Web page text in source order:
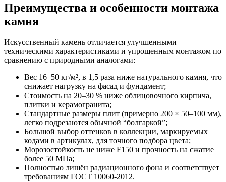
Преимущества и особенности монтажа
камня
Искусственный камень отличается улучшенными
техническими характеристиками и упрощенным монтажом по
сравнению с природными аналогами:
Вес 16–50 кг/м², в 1,5 раза ниже натурального камня, что
снижает нагрузку на фасад и фундамент;
Стоимость на 20–30 % ниже облицовочного кирпича,
плитки и керамогранита;
Стандартные размеры плит (примерно 200 × 50–100 мм),
легко подрезаются обычной “болгаркой”;
Большой выбор оттенков в коллекции, маркируемых
кодами в артикулах, для точного подбора цвета;
Морозостойкость не ниже F150 и прочность на сжатие
более 50 МПа;
Полностью лишён радиационного фона и соответствует
требованиям ГОСТ 10060-2012.